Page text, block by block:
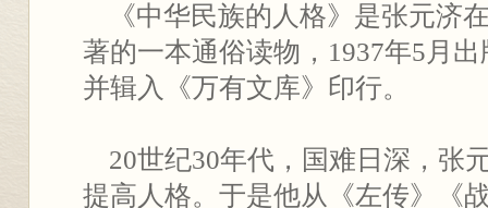
《中华民族的人格》是张元济
著的一本通俗读物，1937年5月
并辑入《万有文库》印行。
20世纪30年代，国难日深，张
提高人格。于是他从《左传》《